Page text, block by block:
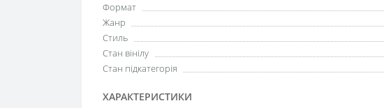
Формат
Жанр
Стиль
Стан вінілу
Стан підкатегорія
ХАРАКТЕРИСТИКИ